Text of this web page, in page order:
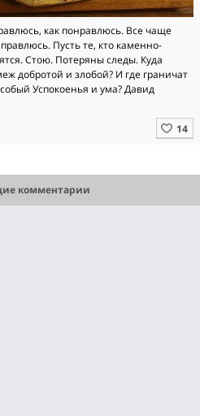
как понравлюсь. Все чаще
Пусть те, кто каменно-
Стою. Потеряны следы. Куда
добротой и злобой? И где граничат
Успокоенья и ума? Давид
комментарии